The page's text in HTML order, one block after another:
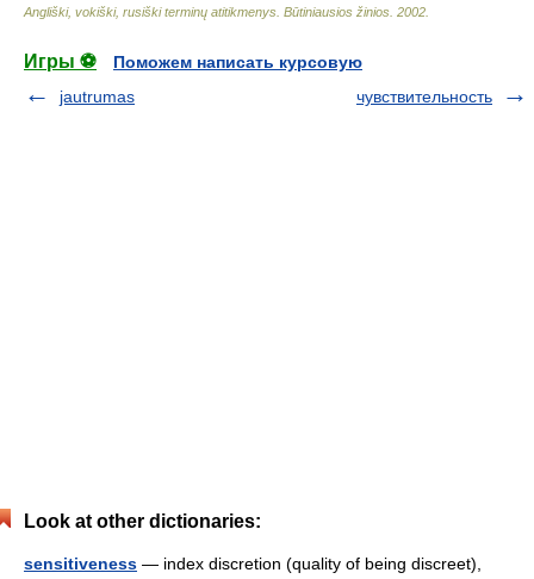
Angliški, vokiški, rusiški terminų atitikmenys. Būtiniausios žinios 2002
Игры ⚽
Поможем написать курсовую
jautrumas
чувствительность
Look at other dictionaries:
sensitiveness — index discretion (quality of being discreet),